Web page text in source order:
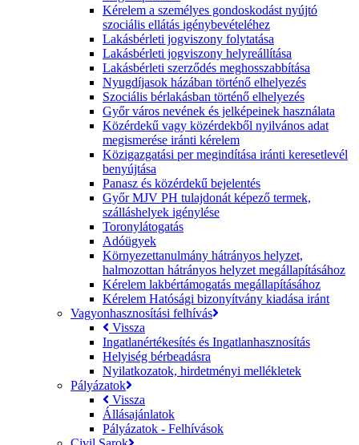
Kérelem a személyes gondoskodást nyújtó
szociális ellátás igénybevételéhez
Lakásbérleti jogviszony folytatása
Lakásbérleti jogviszony helyreállítása
Lakásbérleti szerződés meghosszabbítása
Nyugdíjasok házában történő elhelyezés
Szociális bérlakásban történő elhelyezés
Győr város nevének és jelképeinek használata
Közérdekű vagy közérdekből nyilvános adat
megismerése iránti kérelem
Közigazgatási per megindítása iránti keresetlevél
benyújtása
Panasz és közérdekű bejelentés
Győr MJV PH tulajdonát képező termek,
szálláshelyek igénylése
Toronylátogatás
Adóügyek
Környezettanulmány hátrányos helyzet,
halmozottan hátrányos helyzet megállapításához
Kérelem lakbértámogatás megállapításához
Kérelem Hatósági bizonyítvány kiadása iránt
Vagyonhasznosítási felhívás
Vissza
Ingatlanértékesítés és Ingatlanhasznosítás
Helyiség bérbeadásra
Nyilatkozatok, hirdetményi mellékletek
Pályázatok
Vissza
Állásajánlatok
Pályázatok - Felhívások